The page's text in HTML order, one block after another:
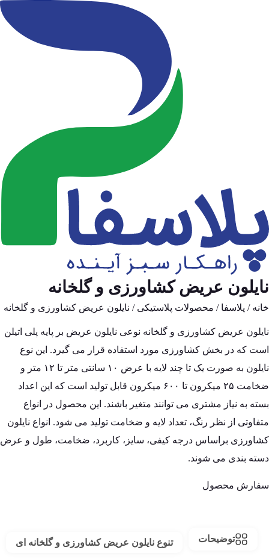
نایلون عریض کشاورزی و گلخانه
خانه / پلاسفا / محصولات پلاستیکی / نایلون عریض کشاورزی و گلخانه
نایلون عریض کشاورزی و گلخانه نوعی نایلون عریض بر پایه پلی اتیلن
است که در بخش کشاورزی مورد استفاده قرار می گیرد. این نوع
نایلون به صورت یک تا چند لایه با عرض ۱۰ سانتی متر تا ۱۲ متر و
ضخامت ۲۵ میکرون تا ۶۰۰ میکرون قابل تولید است که این اعداد
بسته به نیاز مشتری می توانند متغیر باشند. این محصول در انواع
متفاوتی از نظر رنگ، تعداد لایه و ضخامت تولید می شود. انواع نایلون
کشاورزی براساس درجه کیفی، سایز، کاربرد، ضخامت، طول و عرض
دسته بندی می شوند.
سفارش محصول
توضیحات تنوع نایلون عریض کشاورزی و گلخانه ای